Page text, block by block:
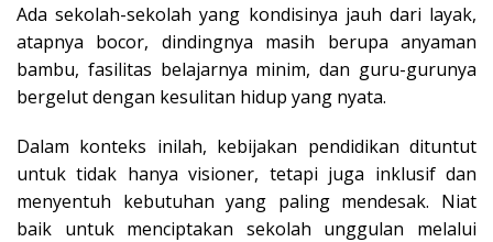
Ada sekolah-sekolah yang kondisinya jauh dari layak,
atapnya bocor, dindingnya masih berupa anyaman
bambu, fasilitas belajarnya minim, dan guru-gurunya
bergelut dengan kesulitan hidup yang nyata.
Dalam konteks inilah, kebijakan pendidikan dituntut
untuk tidak hanya visioner, tetapi juga inklusif dan
menyentuh kebutuhan yang paling mendesak. Niat
baik untuk menciptakan sekolah unggulan melalui